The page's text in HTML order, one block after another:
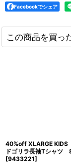
Facebookでシェア
この商品を買っ
40%off XLARGE
ドゴリラ長袖Tシャツ
[9433221]